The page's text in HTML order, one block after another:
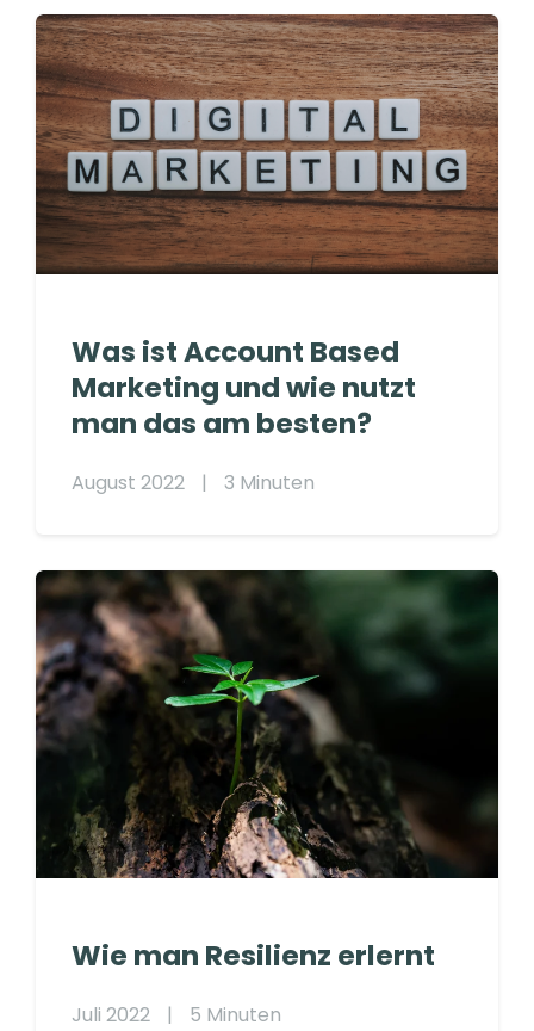
Was ist Account Based
Marketing und wie nutzt
man das am besten?
August 2022 | 3 Minuten
Wie man Resilienz erlernt
Juli 2022 | 5 Minuten